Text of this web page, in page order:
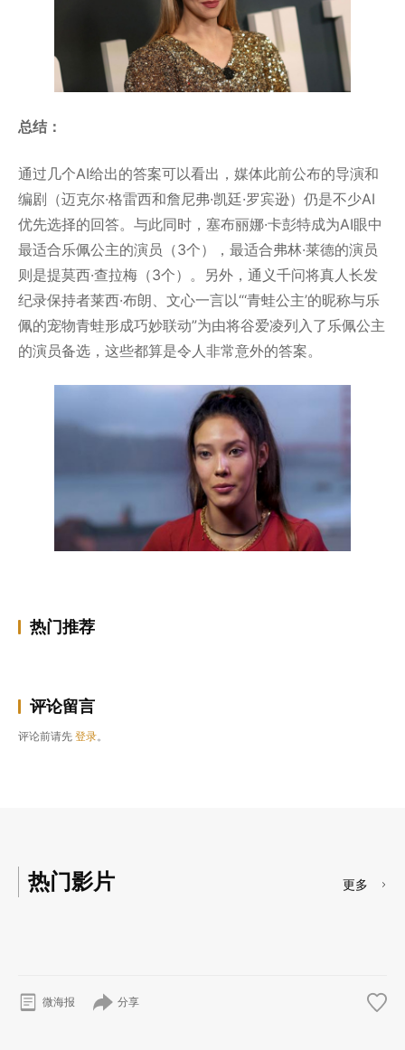
总结：
通过几个AI给出的答案可以看出，媒体此前公布的导演和
编剧（迈克尔·格雷西和詹尼弗·凯廷·罗宾逊）仍是不少AI
优先选择的回答。与此同时，塞布丽娜·卡彭特成为AI眼中
最适合乐佩公主的演员（3个），最适合弗林·莱德的演员
则是提莫西·查拉梅（3个）。另外，通义千问将真人长发
纪录保持者莱西·布朗、文心一言以“‘青蛙公主’的昵称与乐
佩的宠物青蛙形成巧妙联动”为由将谷爱凌列入了乐佩公主
的演员备选，这些都算是令人非常意外的答案。
热门推荐
评论留言
评论前请先 登录。
热门影片 更多
微海报 分享